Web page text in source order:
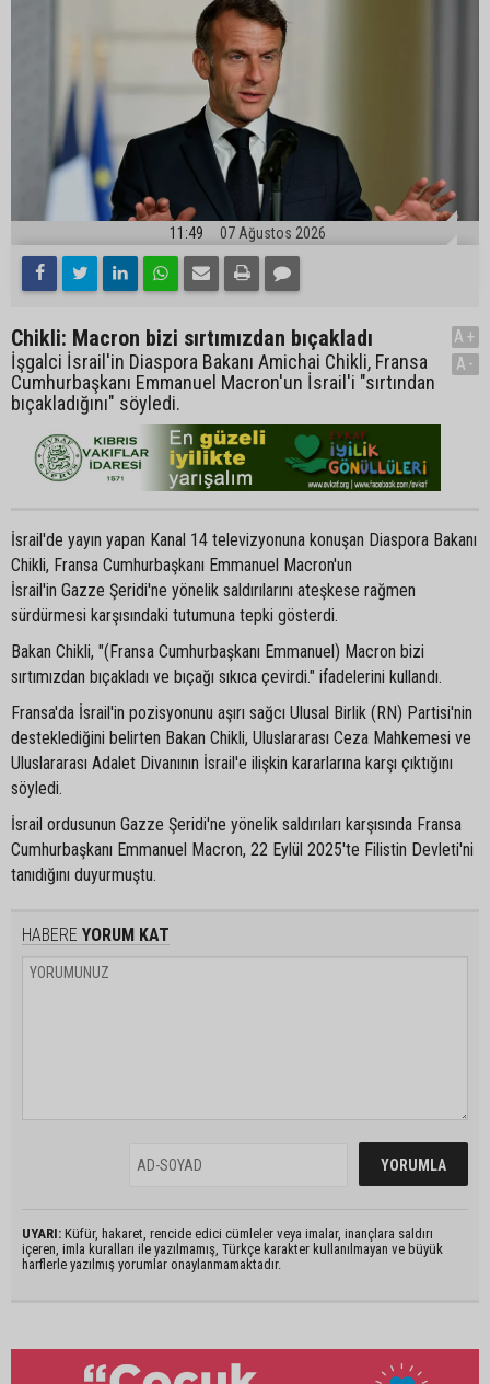
11:49 07 Ağustos 2026
Chikli: Macron bizi sırtımızdan bıçakladı
İşgalci İsrail'in Diaspora Bakanı Amichai Chikli, Fransa
Cumhurbaşkanı Emmanuel Macron'un İsrail'i "sırtından
bıçakladığını" söyledi.
A+
A-
İsrail'de yayın yapan Kanal 14 televizyonuna konuşan Diaspora Bakanı
Chikli, Fransa Cumhurbaşkanı Emmanuel Macron'un
İsrail'in Gazze Şeridi'ne yönelik saldırılarını ateşkese rağmen
sürdürmesi karşısındaki tutumuna tepki gösterdi.
Bakan Chikli, "(Fransa Cumhurbaşkanı Emmanuel) Macron bizi
sırtımızdan bıçakladı ve bıçağı sıkıca çevirdi." ifadelerini kullandı.
Fransa'da İsrail'in pozisyonunu aşırı sağcı Ulusal Birlik (RN) Partisi'nin
desteklediğini belirten Bakan Chikli, Uluslararası Ceza Mahkemesi ve
Uluslararası Adalet Divanının İsrail'e ilişkin kararlarına karşı çıktığını
söyledi.
İsrail ordusunun Gazze Şeridi'ne yönelik saldırıları karşısında Fransa
Cumhurbaşkanı Emmanuel Macron, 22 Eylül 2025'te Filistin Devleti'ni
tanıdığını duyurmuştu.
HABERE YORUM KAT
UYARI: Küfür, hakaret, rencide edici cümleler veya imalar, inançlara saldırı
içeren, imla kuralları ile yazılmamış, Türkçe karakter kullanılmayan ve büyük
harflerle yazılmış yorumlar onaylanmamaktadır.